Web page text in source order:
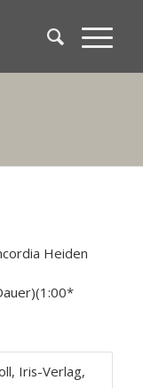
Heiden
Iris-Verlag,